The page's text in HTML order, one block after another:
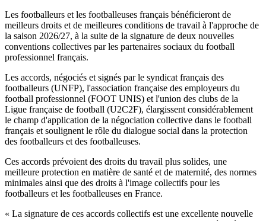
Les footballeurs et les footballeuses français bénéficieront de
meilleurs droits et de meilleures conditions de travail à l'approche de
la saison 2026/27, à la suite de la signature de deux nouvelles
conventions collectives par les partenaires sociaux du football
professionnel français.
Les accords, négociés et signés par le syndicat français des
footballeurs (UNFP), l'association française des employeurs du
football professionnel (FOOT UNIS) et l'union des clubs de la
Ligue française de football (U2C2F), élargissent considérablement
le champ d'application de la négociation collective dans le football
français et soulignent le rôle du dialogue social dans la protection
des footballeurs et des footballeuses.
Ces accords prévoient des droits du travail plus solides, une
meilleure protection en matière de santé et de maternité, des normes
minimales ainsi que des droits à l'image collectifs pour les
footballeurs et les footballeuses en France.
« La signature de ces accords collectifs est une excellente nouvelle